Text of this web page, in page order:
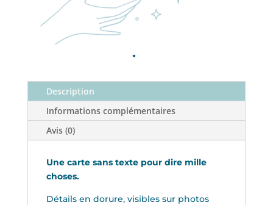
Description
Informations complémentaires
Avis (0)
Une carte sans texte pour dire mille
choses.
Détails en dorure, visibles sur photos